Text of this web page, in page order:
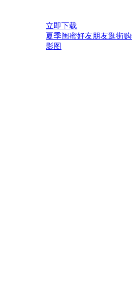
立即下载
夏季闺蜜好友朋友逛街
影图